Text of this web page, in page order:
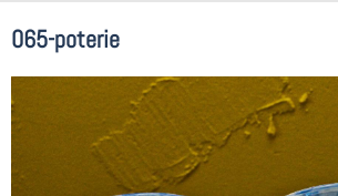
065-poterie